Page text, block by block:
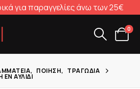
για παραγγελίες άνω των 25€
0
, ΠΟΊΗΣΗ, ΤΡΑΓΩΔΊΑ
ΕΝ ΑΥΛΊΔΙ